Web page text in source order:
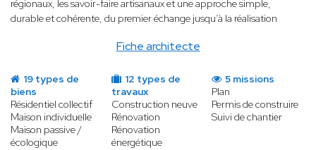
Fiche architecte
régionaux, les savoir-faire artisanaux et une approche simple,
durable et cohérente, du premier échange jusqu’à la réalisation
19 types de
biens
Résidentiel collectif
Maison individuelle
Maison passive /
écologique
12 types de
travaux
Construction neuve
Rénovation
Rénovation
énergétique
5 missions
Plan
Permis de construire
Suivi de chantier